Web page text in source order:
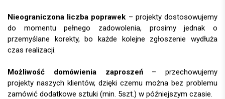
Nieograniczona liczba poprawek – projekty dostosowujemy
do momentu pełnego zadowolenia, prosimy jednak o
przemyślane korekty, bo każde kolejne zgłoszenie wydłuża
czas realizacji.
Możliwość domówienia zaproszeń– przechowujemy
projekty naszych klientów, dzięki czemu można bez problemu
zamówić dodatkowe sztuki (min. 5szt.) w późniejszym czasie.